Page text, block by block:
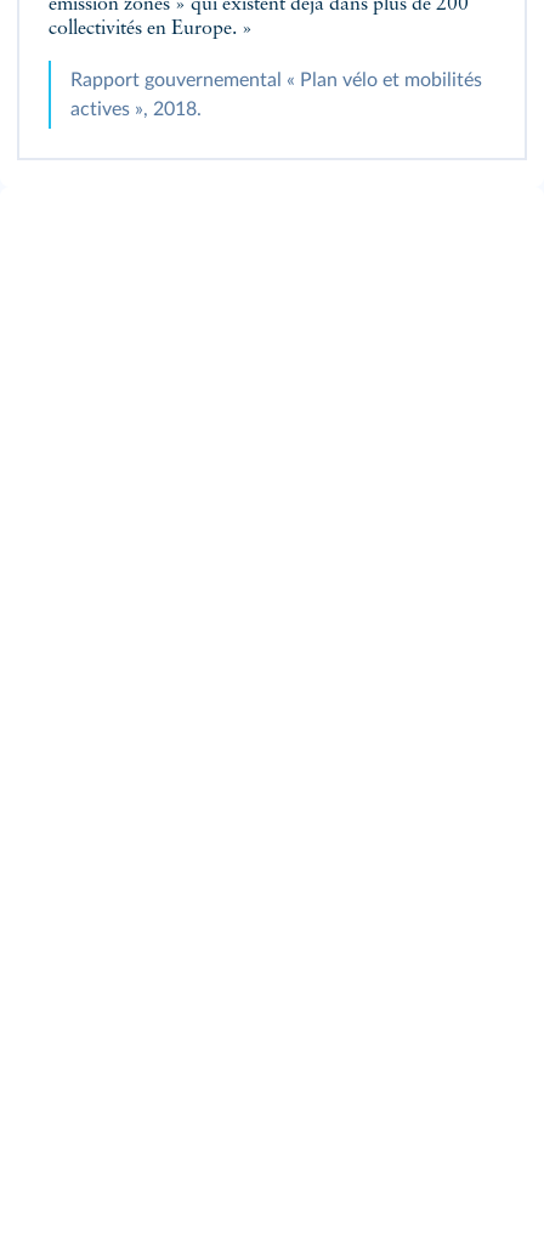
emission zones » qui existent déjà dans plus de 200
collectivités en Europe. »
Rapport gouvernemental « Plan vélo et mobilités
actives », 2018.